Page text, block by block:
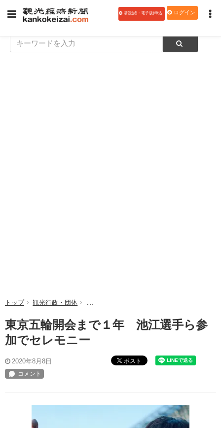
購読(紙・電子版)申込 ログイン
トップ 観光行政・団体 東京五輪開会まで１年 池江選手ら参加でセ
東京五輪開会まで１年 池江選手ら参
加でセレモニー
2020年8月8日 ポスト